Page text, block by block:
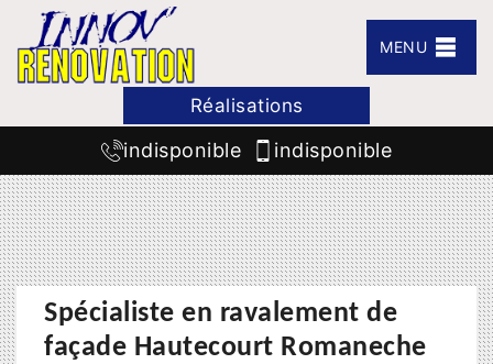
MENU
Réalisations
indisponible indisponible
Spécialiste en ravalement de
façade Hautecourt Romaneche